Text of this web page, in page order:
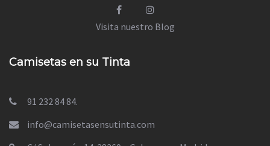
Visita nuestro Blog
Camisetas en su Tinta
91 232 84 84.
info@camisetasensutinta.com